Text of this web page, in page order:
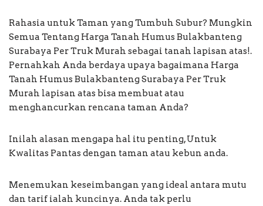
Rahasia untuk Taman yang Tumbuh Subur? Mungkin
Semua Tentang Harga Tanah Humus Bulakbanteng
Surabaya Per Truk Murah sebagai tanah lapisan atas!.
Pernahkah Anda berdaya upaya bagaimana Harga
Tanah Humus Bulakbanteng Surabaya Per Truk
Murah lapisan atas bisa membuat atau
menghancurkan rencana taman Anda?
Inilah alasan mengapa hal itu penting, Untuk
Kwalitas Pantas dengan taman atau kebun anda.
Menemukan keseimbangan yang ideal antara mutu
dan tarif ialah kuncinya. Anda tak perlu